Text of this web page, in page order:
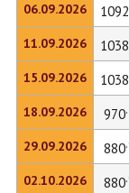
06.09.2026
11.09.2026
15.09.2026
18.09.2026
29.09.2026
02.10.2026
1092
1038
1038
970
880
880